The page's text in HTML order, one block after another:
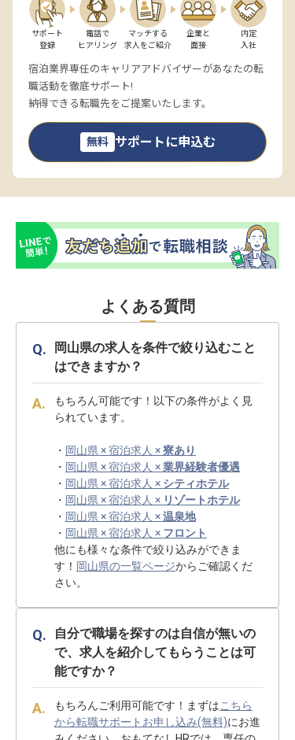
サポート
登録
電話で
ヒアリング
マッチする
求人をご紹介
企業と
面接
内定
入社
宿泊業界専任のキャリアアドバイザーがあなたの転
職活動を徹底サポート!
納得できる転職先をご提案いたします。
無料 サポートに申込む
よくある質問
岡山県の求人を条件で絞り込むこと
はできますか？
もちろん可能です！以下の条件がよく見
られています。
・ 岡山県 × 宿泊求人 ×寮あり
・ 岡山県 × 宿泊求人 ×業界経験者優遇
・ 岡山県 × 宿泊求人 × シティホテル
・ 岡山県 × 宿泊求人 × リゾートホテル
・ 岡山県 × 宿泊求人 ×温泉地
・ 岡山県 × 宿泊求人 × フロント
他にも様々な条件で絞り込みができま
す！ 岡山県の一覧ページからご確認くだ
さい。
自分で職場を探すのは自信が無いの
で、求人を紹介してもらうことは可
能ですか？
もちろんご利用可能です！まずはこちら
から転職サポートお申し込み(無料)にお進